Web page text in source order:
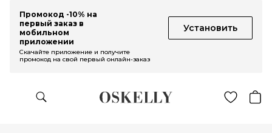
Промокод -10% на
первый заказ в
мобильном
приложении
Установить
Скачайте приложение и получите
промокод на свой первый онлайн-заказ